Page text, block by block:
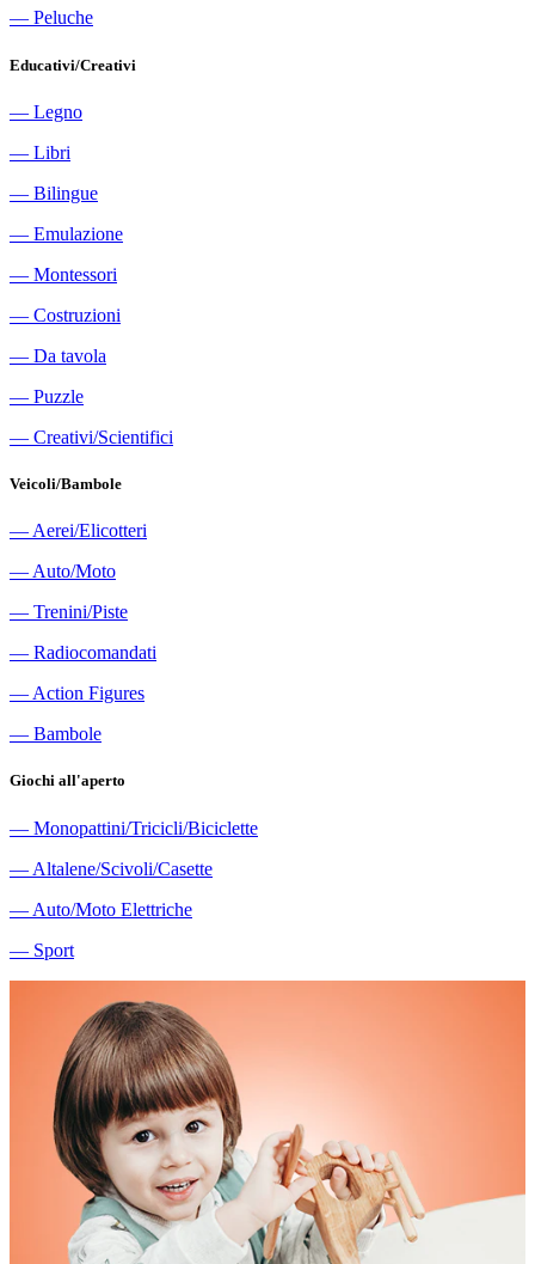
― Peluche
Educativi/Creativi
― Legno
― Libri
― Bilingue
― Emulazione
― Montessori
― Costruzioni
― Da tavola
― Puzzle
― Creativi/Scientifici
Veicoli/Bambole
― Aerei/Elicotteri
― Auto/Moto
― Trenini/Piste
― Radiocomandati
― Action Figures
― Bambole
Giochi all'aperto
― Monopattini/Tricicli/Biciclette
― Altalene/Scivoli/Casette
― Auto/Moto Elettriche
― Sport